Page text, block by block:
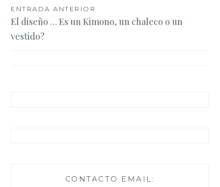
Navegación
de
ENTRADA ANTERIOR
El diseño … Es un Kimono, un chaleco o un
vestido?
CONTACTO EMAIL: